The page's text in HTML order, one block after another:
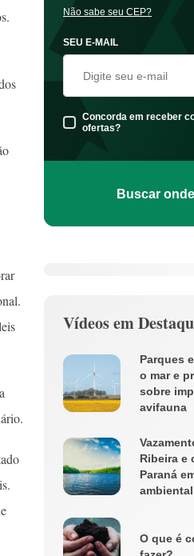
Não sabe seu CEP?
SEU E-MAIL
Concorda em receber
ofertas?
Buscar
Vídeos em
Parques
o mar e
sobre
avifauna
Ribeira e
Paraná
ambiental
O que é